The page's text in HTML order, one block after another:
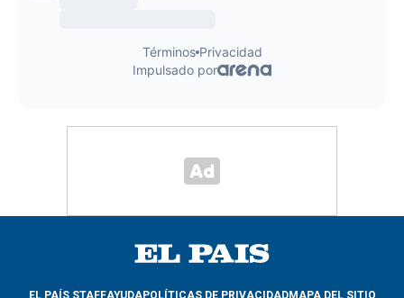
EL PAÍS STAFFAYUDAPOLÍTICAS DE PRIVACIDADMAPA DEL SITIO